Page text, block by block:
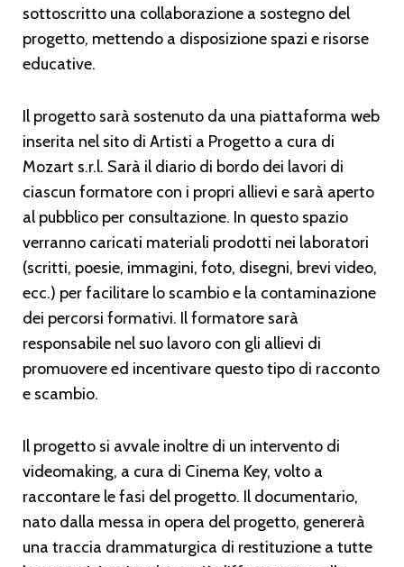
sottoscritto una collaborazione a sostegno del
progetto, mettendo a disposizione spazi e risorse
educative.
Il progetto sarà sostenuto da una piattaforma web
inserita nel sito di Artisti a Progetto a cura di
Mozart s.r.l. Sarà il diario di bordo dei lavori di
ciascun formatore con i propri allievi e sarà aperto
al pubblico per consultazione. In questo spazio
verranno caricati materiali prodotti nei laboratori
(scritti, poesie, immagini, foto, disegni, brevi video,
ecc.) per facilitare lo scambio e la contaminazione
dei percorsi formativi. Il formatore sarà
responsabile nel suo lavoro con gli allievi di
promuovere ed incentivare questo tipo di racconto
e scambio.
Il progetto si avvale inoltre di un intervento di
videomaking, a cura di Cinema Key, volto a
raccontare le fasi del progetto. Il documentario,
nato dalla messa in opera del progetto, genererà
una traccia drammaturgica di restituzione a tutte